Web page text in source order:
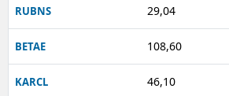
RUBNS 29,04
BETAE 108,60
KARCL 46,10